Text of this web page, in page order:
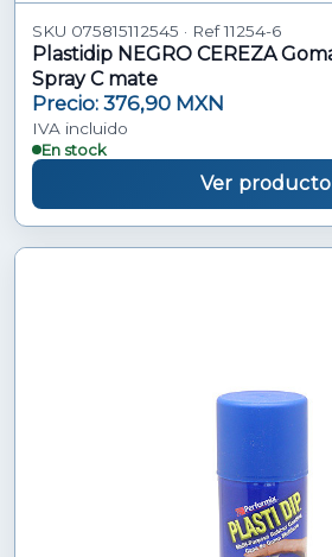
SKU 075815112545 · Ref 11254-6
Plastidip NEGRO CEREZA
Spray C mate
Precio: 376,90 MXN
IVA incluido
En stock
Ver producto